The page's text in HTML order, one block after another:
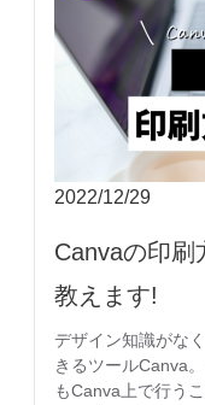
2022/12/29
Canvaの印刷
教えます!
デザイン知識がな
きるツールCanva
もCanva上で行う